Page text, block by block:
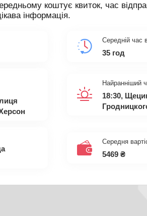
коштує квиток, час
інформація.
Середній час
35 год
Найранніший
18:30,
Середня
5469 ₴